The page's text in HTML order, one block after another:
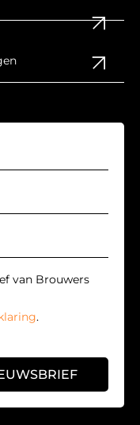
van Brouwers
.